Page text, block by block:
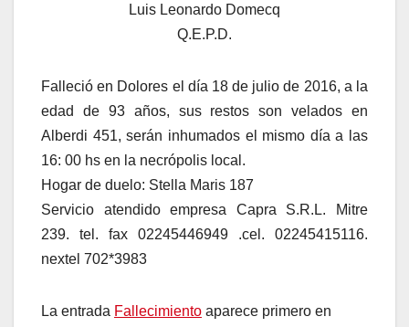
Luis Leonardo Domecq
Q.E.P.D.
Falleció en Dolores el día 18 de julio de 2016, a la
edad de 93 años, sus restos son velados en
Alberdi 451, serán inhumados el mismo día a las
16: 00 hs en la necrópolis local.
Hogar de duelo: Stella Maris 187
Servicio atendido empresa Capra S.R.L. Mitre
239. tel. fax 02245446949 .cel. 02245415116.
nextel 702*3983
La entrada Fallecimiento aparece primero en